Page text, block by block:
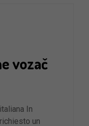
vozač
In
un